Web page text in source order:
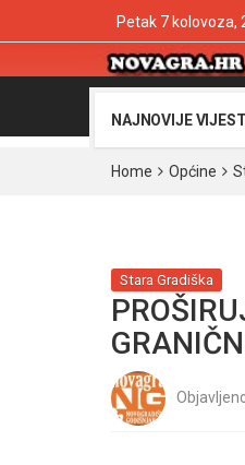
Petak 7 kolovoza,
NAJNOVIJE VIJESTI
Home Općine
Stara Gradiška